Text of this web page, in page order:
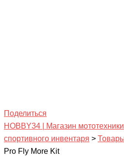
Поделиться
HOBBY34 | Магазин
спортивного инвентаря >
Pro Fly More Kit